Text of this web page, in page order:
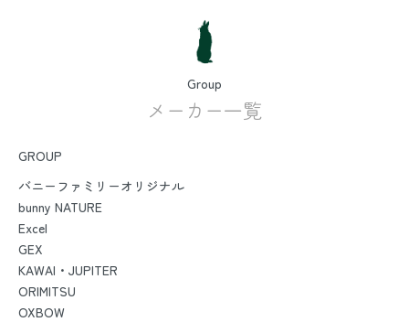
Group
メーカー一覧
GROUP
バニーファミリーオリジナル
bunny NATURE
Excel
GEX
KAWAI・JUPITER
ORIMITSU
OXBOW